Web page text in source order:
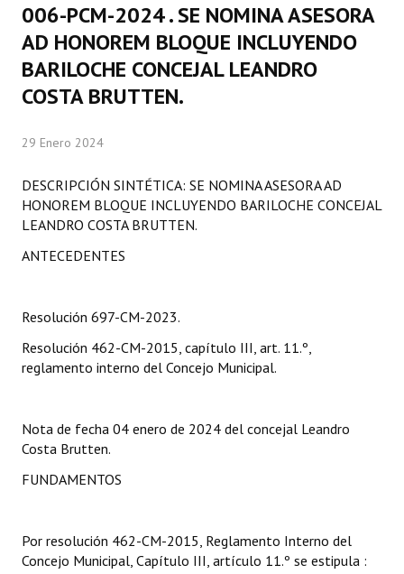
Comisiones Permanentes
Comisiones Especiales
Concejales Mandato Cumplido
Programas
LEGISLACIÓN
Constitución Nacional
Constitución Provincial
Reglamento Interno
Digesto
DOCUMENTOS
Informes de Gestión
Dictámenes Asesoría Letrada
006-PCM-2024 . SE NOMINA ASESORA
AD HONOREM BLOQUE INCLUYENDO
BARILOCHE CONCEJAL LEANDRO
COSTA BRUTTEN.
29 Enero 2024
DESCRIPCIÓN SINTÉTICA: SE NOMINA ASESORA AD
HONOREM BLOQUE INCLUYENDO BARILOCHE CONCEJAL
LEANDRO COSTA BRUTTEN.
ANTECEDENTES
Resolución 697-CM-2023.
Resolución 462-CM-2015, capítulo III, art. 11.º,
reglamento interno del Concejo Municipal.
Nota de fecha 04 enero de 2024 del concejal Leandro
Costa Brutten.
FUNDAMENTOS
Por resolución 462-CM-2015, Reglamento Interno del
Concejo Municipal, Capítulo III, artículo 11.º se estipula :